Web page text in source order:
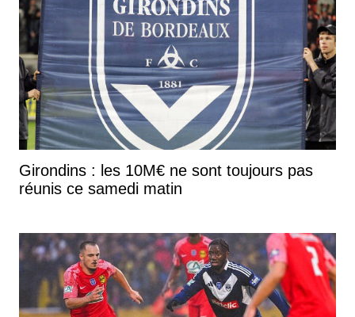
Girondins : les 10M€ ne sont toujours pas
réunis ce samedi matin